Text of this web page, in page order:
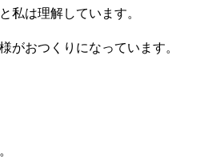
私は理解しています。
がおつくりになっています。